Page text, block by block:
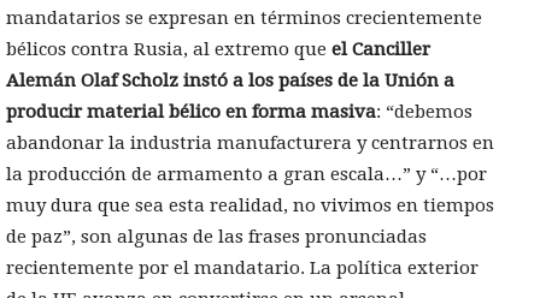
mandatarios se expresan en términos crecientemente
bélicos contra Rusia, al extremo que el Canciller
Alemán Olaf Scholz instó a los países de la Unión a
producir material bélico en forma masiva: “debemos
abandonar la industria manufacturera y centrarnos en
la producción de armamento a gran escala…” y “…por
muy dura que sea esta realidad, no vivimos en tiempos
de paz”, son algunas de las frases pronunciadas
recientemente por el mandatario. La política exterior